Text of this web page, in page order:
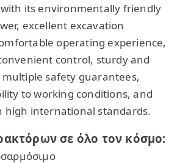
its environmentally friendly
excellent excavation
operating experience,
control, sturdy and
safety guarantees,
to working conditions, and
high international standards.
σε όλο τον κόσμο: